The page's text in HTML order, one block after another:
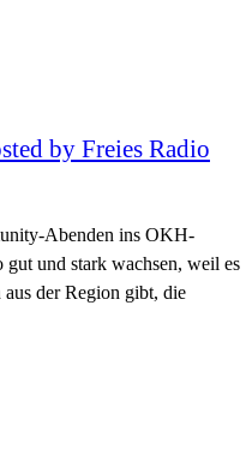
by Freies Radio
Abenden ins OKH-
und stark wachsen, weil es
aus der Region gibt, die